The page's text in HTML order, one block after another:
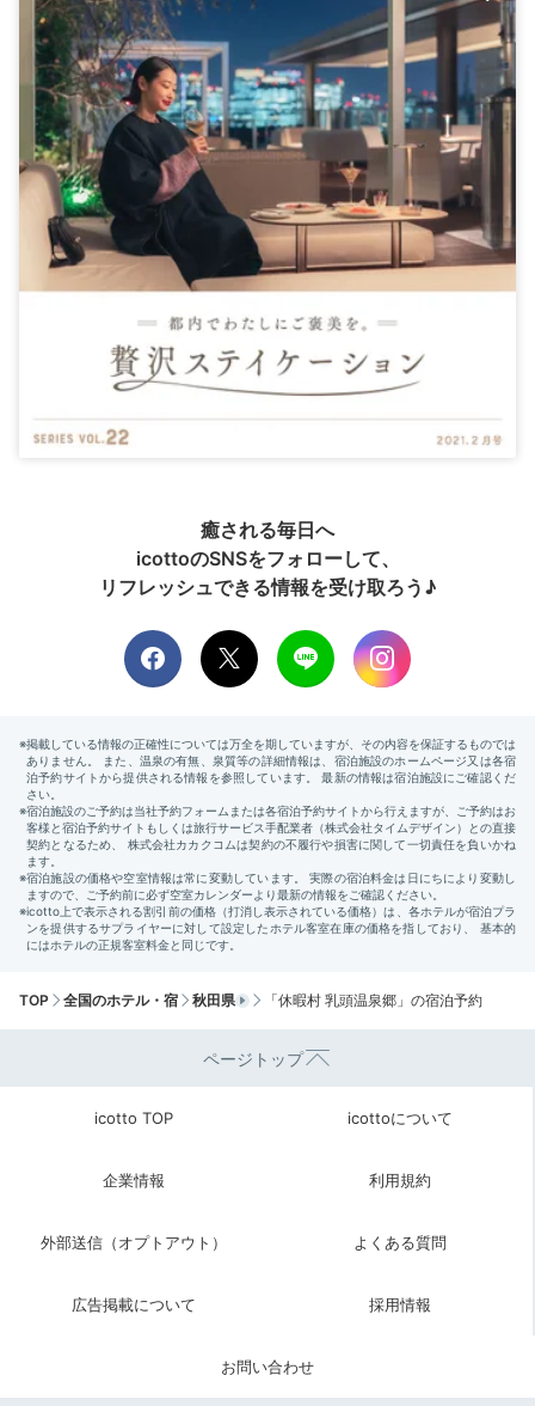
癒される毎日へ
icottoのSNSをフォローして、
リフレッシュできる情報を受け取ろう♪
TOP 全国のホテル・宿 秋田県 「休暇村 乳頭温泉郷」の宿泊予約
ページトップ
icotto TOP icottoについて
企業情報 利用規約
外部送信（オプトアウト） よくある質問
広告掲載について 採用情報
お問い合わせ